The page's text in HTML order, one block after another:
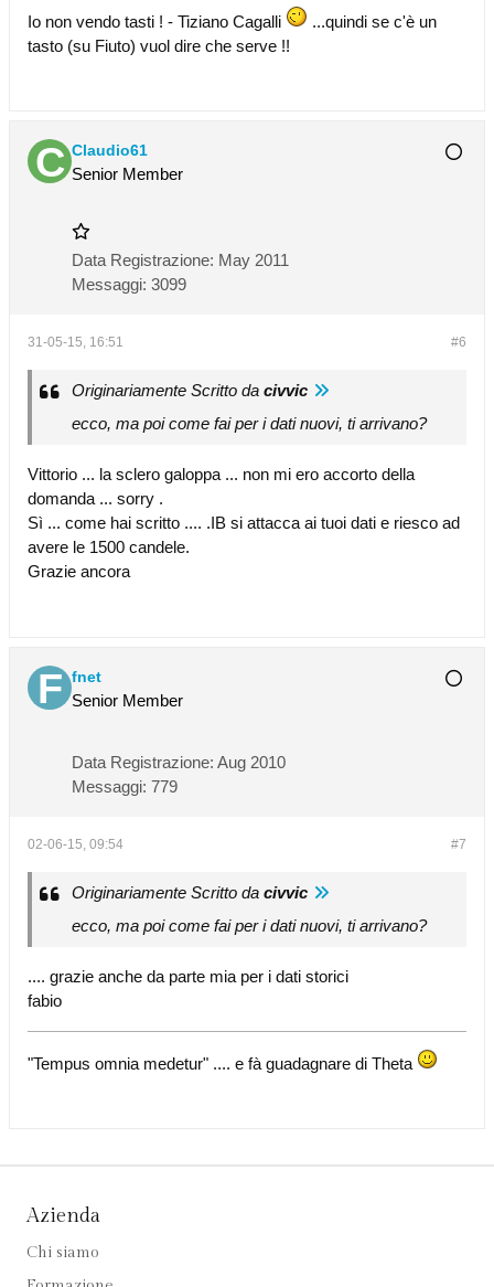
Io non vendo tasti ! - Tiziano Cagalli
...quindi se c'è un
tasto (su Fiuto) vuol dire che serve !!
Claudio61
Senior Member
Data Registrazione: May 2011
Messaggi: 3099
#6
31-05-15, 16:51
Originariamente Scritto da civvic
ecco, ma poi come fai per i dati nuovi, ti arrivano?
Vittorio ... la sclero galoppa ... non mi ero accorto della
domanda ... sorry .
Sì ... come hai scritto .... .IB si attacca ai tuoi dati e riesco ad
avere le 1500 candele.
Grazie ancora
fnet
Senior Member
Data Registrazione: Aug 2010
Messaggi: 779
#7
02-06-15, 09:54
Originariamente Scritto da civvic
ecco, ma poi come fai per i dati nuovi, ti arrivano?
.... grazie anche da parte mia per i dati storici
fabio
"Tempus omnia medetur" .... e fà guadagnare di Theta
Azienda
Chi siamo